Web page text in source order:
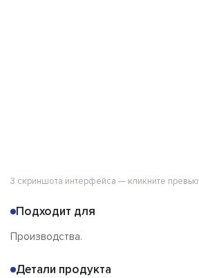
3 скриншота интерфейса — кликните превью
Подходит для
Производства.
Детали продукта